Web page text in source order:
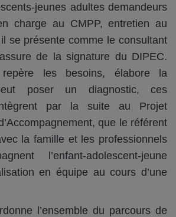
jeunes adultes demandeurs
charge au CMPP, entretien au
se présente comme le consultant
de la signature du DIPEC.
les besoins, élabore la
poser un diagnostic, ces
par la suite au Projet
que le référent
la famille et les professionnels
l’enfant-adolescent-jeune
en équipe au cours d’une
l’ensemble du parcours de